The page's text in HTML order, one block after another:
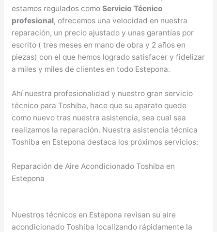
estamos regulados como Servicio Técnico
profesional, ofrecemos una velocidad en nuestra
reparación, un precio ajustado y unas garantías por
escrito ( tres meses en mano de obra y 2 años en
piezas) con el que hemos logrado satisfacer y fidelizar
a miles y miles de clientes en todo Estepona.
Ahí nuestra profesionalidad y nuestro gran servicio
técnico para Toshiba, hace que su aparato quede
como nuevo tras nuestra asistencia, sea cual sea
realizamos la reparación. Nuestra asistencia técnica
Toshiba en Estepona destaca los próximos servicios:
Reparación de Aire Acondicionado Toshiba en
Estepona
Nuestros técnicos en Estepona revisan su aire
acondicionado Toshiba localizando rápidamente la